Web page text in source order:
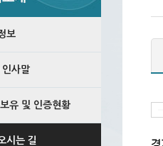
보
인사말
유 및 인증현황
시는 길